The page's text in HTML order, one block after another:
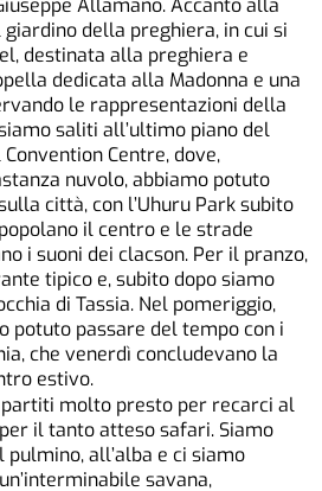
giardino della preghiera, in cui si
destinata alla preghiera e
dedicata alla Madonna e una
le rappresentazioni della
saliti all’ultimo piano del
Centre, dove,
nuvolo, abbiamo potuto
città, con l’Uhuru Park subito
il centro e le strade
i suoni dei clacson. Per il pranzo,
tipico e, subito dopo siamo
di Tassia. Nel pomeriggio,
potuto passare del tempo con i
che venerdì concludevano la
estivo.
molto presto per recarci al
il tanto atteso safari. Siamo
all’alba e ci siamo
savana,